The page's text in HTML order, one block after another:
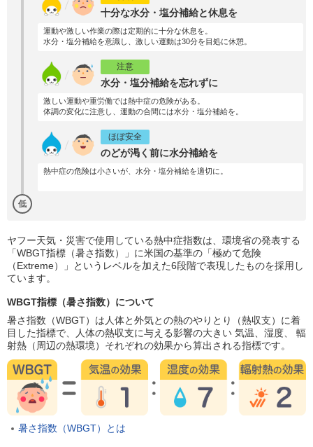
低
十分な水分・塩分補給と休息を
運動や激しい作業の際は定期的に十分な休息を。
水分・塩分補給を意識し、激しい運動は30分を目処に休憩。
注意
水分・塩分補給を忘れずに
激しい運動や重労働では熱中症の危険がある。
体調の変化に注意し、運動の合間には水分・塩分補給を。
ほぼ安全
のどが渇く前に水分補給を
熱中症の危険は小さいが、水分・塩分補給を適切に。
ヤフー天気・災害で使用している熱中症指数は、環境省の発表する
「WBGT指標（暑さ指数）」に米国の基準の「極めて危険
（Extreme）」というレベルを加えた6段階で表現したものを採用し
ています。
WBGT指標（暑さ指数）について
暑さ指数（WBGT）は人体と外気との熱のやりとり（熱収支）に着
目した指標で、人体の熱収支に与える影響の大きい 気温、湿度、 輻
射熱（周辺の熱環境）それぞれの効果から算出される指標です。
暑さ指数（WBGT）とは